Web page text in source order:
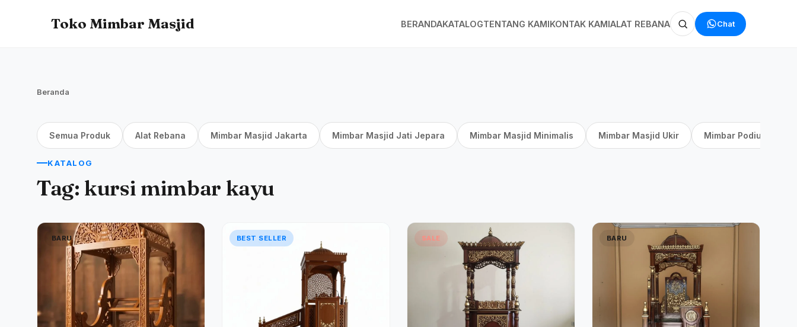
Toko Mimbar Masjid BERANDAKATALOGTENTANG KAMIKONTAK KAMIALAT REBANA Chat
Beranda
Semua Produk Alat Rebana Mimbar Masjid Jakarta Mimbar Masjid Jati Jepara Mimbar Masjid Minimalis Mimbar Masjid Ukir Mimbar Podium
KATALOG
Tag: kursi mimbar kayu
BARU BEST SELLER SALE BARU